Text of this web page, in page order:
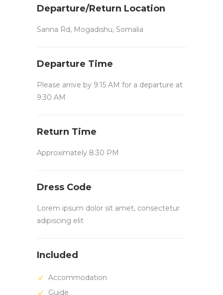
Departure/Return Location
Sanna Rd, Mogadishu, Somalia
Departure Time
Please arrive by 9:15 AM for a departure at
9:30 AM
Return Time
Approximately 8:30 PM
Dress Code
Lorem ipsum dolor sit amet, consectetur
adipiscing elit
Included
Accommodation
Guide